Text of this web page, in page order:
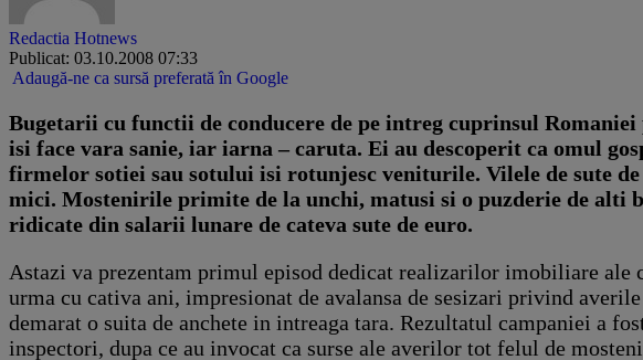
Redactia Hotnews
Publicat: 03.10.2008 07:33
Adaugă-ne ca sursă preferată în Google
Bugetarii cu functii de conducere de pe intreg cuprinsul
isi face vara sanie, iar iarna – caruta. Ei au descoperit ca omul
firmelor sotiei sau sotului isi rotunjesc veniturile. Vilele de sute
mici. Mostenirile primite de la unchi, matusi si o puzderie de
ridicate din salarii lunare de cateva sute de euro.
Astazi va prezentam primul episod dedicat realizarilor imobiliare
urma cu cativa ani, impresionat de avalansa de sesizari privind
demarat o suita de anchete in intreaga tara. Rezultatul campaniei a
inspectori, dupa ce au invocat ca surse ale averilor tot felul de